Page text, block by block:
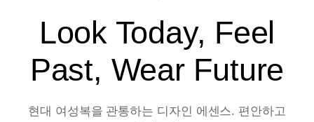
Look Today, Feel
Past, Wear Future
현대 여성복을 관통하는 디자인 에센스. 편안하고